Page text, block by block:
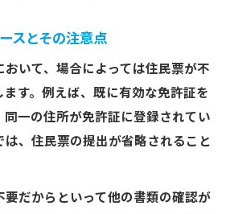
スとその注意点
いて、場合によっては住民票が不
す。例えば、既に有効な免許証を
同一の住所が免許証に登録されてい
は、住民票の提出が省略されること
要だからといって他の書類の確認が